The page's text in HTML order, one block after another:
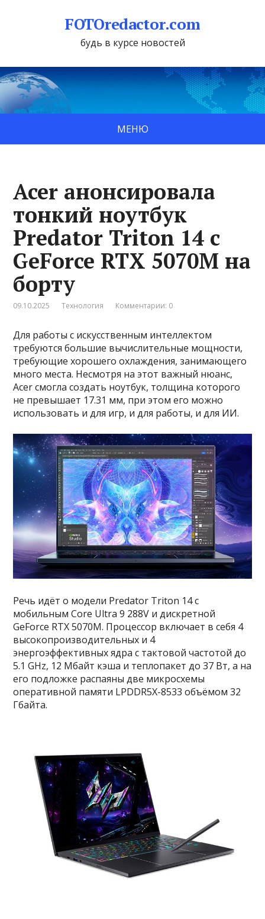
FOTOredactor.com
будь в курсе новостей
МЕНЮ
Acer анонсировала
тонкий ноутбук
Predator Triton 14 с
GeForce RTX 5070M на
борту
09.10.2025 Технология Комментарии: 0
Для работы с искусственным интеллектом
требуются большие вычислительные мощности,
требующие хорошего охлаждения, занимающего
много места. Несмотря на этот важный нюанс,
Acer смогла создать ноутбук, толщина которого
не превышает 17.31 мм, при этом его можно
использовать и для игр, и для работы, и для ИИ.
Речь идёт о модели Predator Triton 14 с
мобильным Core Ultra 9 288V и дискретной
GeForce RTX 5070M. Процессор включает в себя 4
высокопроизводительных и 4
энергоэффективных ядра с тактовой частотой до
5.1 GHz, 12 Мбайт кэша и теплопакет до 37 Вт, а на
его подложке распаяны две микросхемы
оперативной памяти LPDDR5X-8533 объёмом 32
Гбайта.